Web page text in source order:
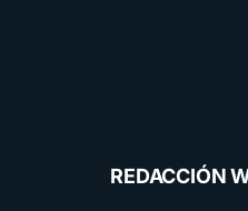
REDACCIÓN